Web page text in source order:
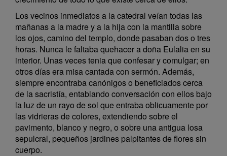
Los vecinos inmediatos a la catedral veían todas las
mañanas a la madre y a la hija con la mantilla sobre
los ojos, camino del templo, donde pasaban dos o tres
horas. Nunca le faltaba quehacer a doña Eulalia en su
interior. Unas veces tenia que confesar y comulgar; en
otros días era misa cantada con sermón. Además,
siempre encontraba canónigos o beneficiados cerca
de la sacristía, entablando conversación con ellos bajo
la luz de un rayo de sol que entraba oblicuamente por
las vidrieras de colores, extendiendo sobre el
pavimento, blanco y negro, o sobre una antigua losa
sepulcral, pequeños jardines palpitantes de flores sin
cuerpo.